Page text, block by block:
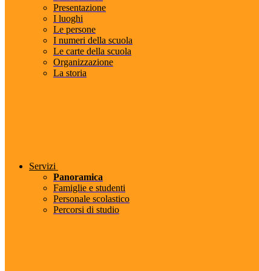
Presentazione
I luoghi
Le persone
I numeri della scuola
Le carte della scuola
Organizzazione
La storia
Servizi
Panoramica
Famiglie e studenti
Personale scolastico
Percorsi di studio